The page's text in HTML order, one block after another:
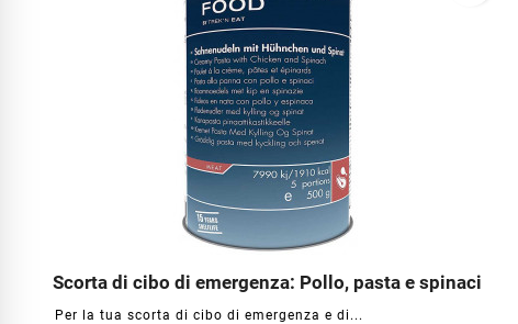
Scorta di cibo di emergenza: Pollo, pasta e spinaci
Per la tua scorta di cibo di emergenza e di...
   